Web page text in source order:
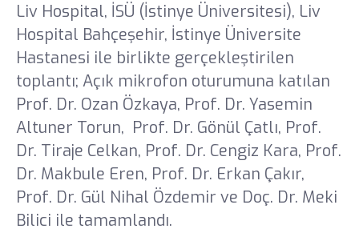
Liv Hospital, İSÜ (İstinye Üniversitesi), Liv
Hospital Bahçeşehir, İstinye Üniversite
Hastanesi ile birlikte gerçekleştirilen
toplantı; Açık mikrofon oturumuna katılan
Prof. Dr. Ozan Özkaya, Prof. Dr. Yasemin
Altuner Torun, Prof. Dr. Gönül Çatlı, Prof.
Dr. Tiraje Celkan, Prof. Dr. Cengiz Kara, Prof.
Dr. Makbule Eren, Prof. Dr. Erkan Çakır,
Prof. Dr. Gül Nihal Özdemir ve Doç. Dr. Meki
Bilici ile tamamlandı.